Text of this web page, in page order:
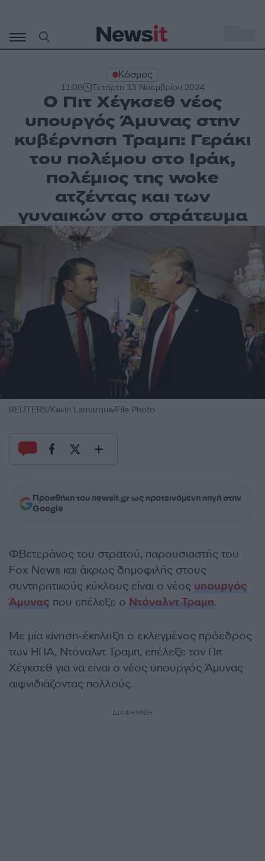
περιεχόμενο
Κόσμος
11:09 Τετάρτη 13 Νοεμβρίου 2024
Ο Πιτ Χέγκσεθ νέος
υπουργός Άμυνας στην
κυβέρνηση Τραμπ: Γεράκι
του πολέμου στο Ιράκ,
πολέμιος της woke
ατζέντας και των
γυναικών στο στράτευμα
REUTERS/Kevin Lamarque/File Photo
Προσθήκη του newsit.gr ως προτεινόμενη πηγή στην
Google
ΦΒετεράνος του στρατού, παρουσιαστής του
Fox News και άκρως δημοφιλής στους
συντηρητικούς κύκλους είναι ο νέος υπουργός
Άμυνας που επέλεξε ο Ντόναλντ Τραμπ.
Με μία κίνηση-έκπληξη ο εκλεγμένος πρόεδρος
των ΗΠΑ, Ντόναλντ Τραμπ, επέλεξε τον Πιτ
Χέγκσεθ για να είναι ο νέος υπουργός Άμυνας
αιφνιδιάζοντας πολλούς.
ΔΙΑΦΗΜΙΣΗ